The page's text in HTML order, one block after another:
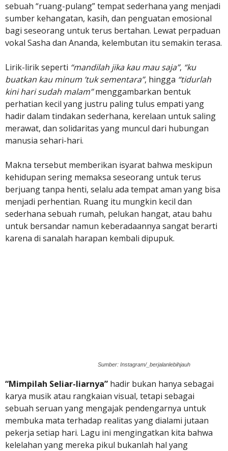
sebuah “ruang-pulang” tempat sederhana yang menjadi
sumber kehangatan, kasih, dan penguatan emosional
bagi seseorang untuk terus bertahan. Lewat perpaduan
vokal Sasha dan Ananda, kelembutan itu semakin terasa.
Lirik-lirik seperti “mandilah jika kau mau saja”, “ku
buatkan kau minum ’tuk sementara”, hingga “tidurlah
kini hari sudah malam”menggambarkan bentuk
perhatian kecil yang justru paling tulus empati yang
hadir dalam tindakan sederhana, kerelaan untuk saling
merawat, dan solidaritas yang muncul dari hubungan
manusia sehari-hari.
Makna tersebut memberikan isyarat bahwa meskipun
kehidupan sering memaksa seseorang untuk terus
berjuang tanpa henti, selalu ada tempat aman yang bisa
menjadi perhentian. Ruang itu mungkin kecil dan
sederhana sebuah rumah, pelukan hangat, atau bahu
untuk bersandar namun keberadaannya sangat berarti
karena di sanalah harapan kembali dipupuk.
Sumber: Instagram/_berjalanlebihjauh
“Mimpilah Seliar-liarnya” hadir bukan hanya sebagai
karya musik atau rangkaian visual, tetapi sebagai
sebuah seruan yang mengajak pendengarnya untuk
membuka mata terhadap realitas yang dialami jutaan
pekerja setiap hari. Lagu ini mengingatkan kita bahwa
kelelahan yang mereka pikul bukanlah hal yang